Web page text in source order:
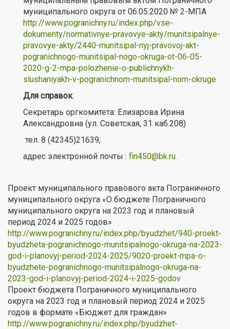
муниципального округа от 06.05.2020 № 2-МПА
http://www.pogranichny.ru/index.php/vse-
dokumenty/normativnye-pravovye-akty/munitsipalnye-
pravovye-akty/2440-munitsipal-nyj-pravovoj-akt-
pogranichnogo-munitsipal-nogo-okruga-ot-06-05-
2020-g-2-mpa-polozhenie-o-publichnykh-
slushaniyakh-v-pogranichnom-munitsipal-nom-okruge
Для справок.
Секретарь оргкомитета: Елизарова Ирина
Александровна (ул. Советская, 31 каб.208)
тел. 8 (42345)21639;
адрес электронной почты : fin450@bk.ru.
Проект муниципального правового акта Пограничного
муниципального округа «О бюджете Пограничного
муниципального округа на 2023 год и плановый
период 2024 и 2025 годов»
http://www.pogranichny.ru/index.php/byudzhet/940-proekt-
byudzheta-pogranichnogo-munitsipalnogo-okruga-na-2023-
god-i-planovyj-period-2024-2025/9020-proekt-mpa-o-
byudzhete-pogranichnogo-munitsipalnogo-okruga-na-
2023-god-i-planovyj-period-2024-i-2025-godov
Проект бюджета Пограничного муниципального
округа на 2023 год и плановый период 2024 и 2025
годов в формате «Бюджет для граждан»
http://www.pogranichny.ru/index.php/byudzhet-